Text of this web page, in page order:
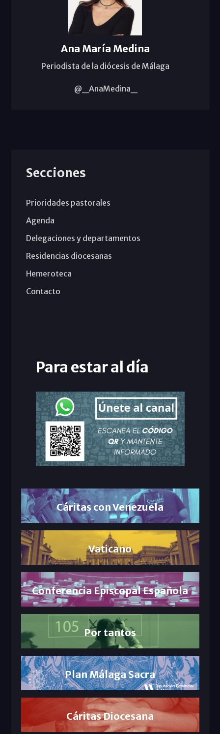
Ana María Medina
Periodista de la diócesis de Málaga
@_AnaMedina_
Secciones
Prioridades pastorales
Agenda
Delegaciones y departamentos
Residencias diocesanas
Hemeroteca
Contacto
Para estar al día
Cáritas con Venezuela
Vaticano
Conferencia Episcopal Española
Por tantos
Plan Málaga Sacra
Cáritas Diocesana